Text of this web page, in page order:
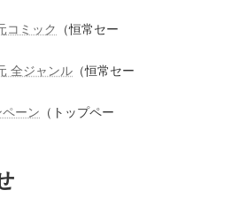
コミック
（恒常セー
全ジャンル （恒常セー
ーン （トップペー